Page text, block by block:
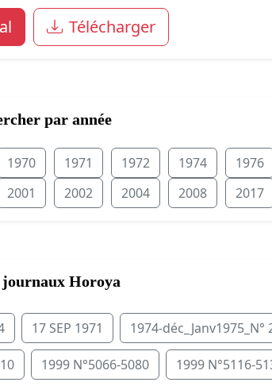
Télécharger
par année
1970 1971 1972 1974 1976
2001 2002 2004 2008 2017
Horoya
17 SEP 1971 1974-déc_Janv1975_N°
1999 N°5066-5080 1999 N°5116-